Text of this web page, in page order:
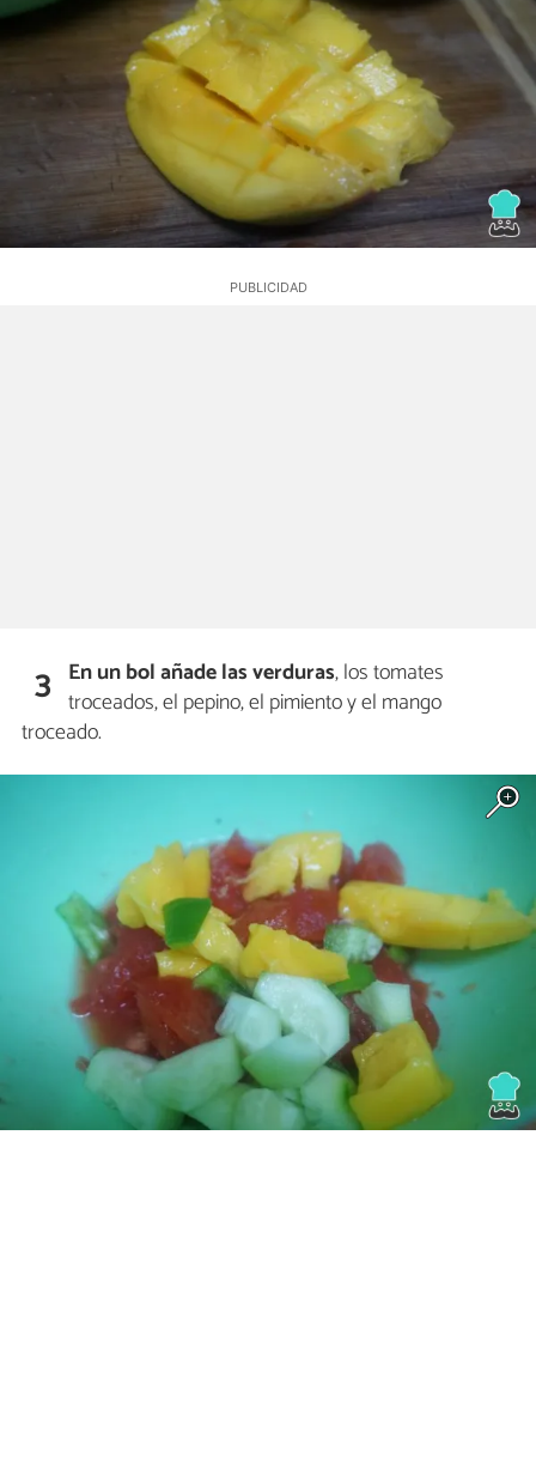
3 En un bol añade las verduras, los tomates
troceados, el pepino, el pimiento y el mango
troceado.